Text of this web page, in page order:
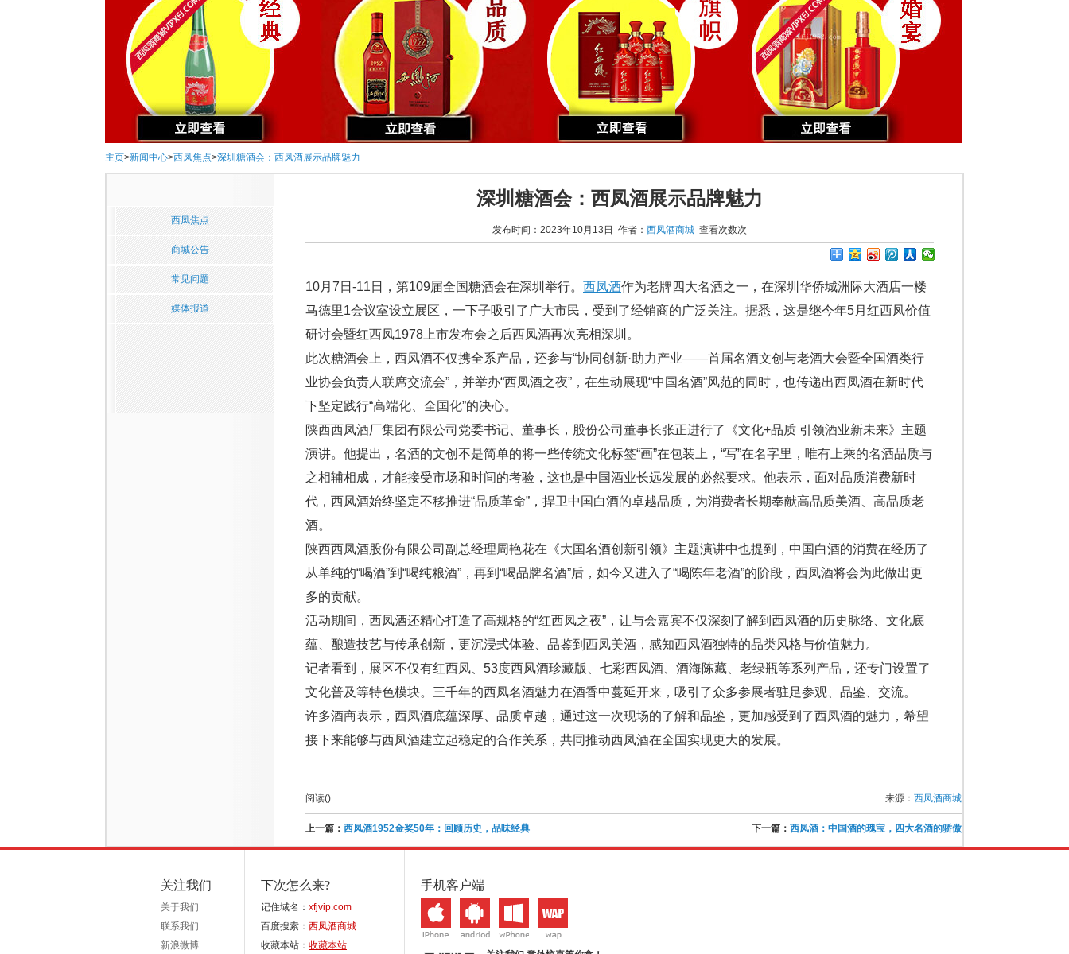
主页>新闻中心>西凤焦点>深圳糖酒会：西凤酒展示品牌魅力
西凤焦点
商城公告
常见问题
媒体报道
深圳糖酒会：西凤酒展示品牌魅力
发布时间：2023年10月13日 作者： 西凤酒商城 查看次数次
10月7日-11日，第109届全国糖酒会在深圳举行。 西凤酒作为老牌四大名酒之一，在深圳华侨城洲际大酒店一楼
马德里1会议室设立展区，一下子吸引了广大市民，受到了经销商的广泛关注。据悉，这是继今年5月红西凤价值
研讨会暨红西凤1978上市发布会之后西凤酒再次亮相深圳。
此次糖酒会上，西凤酒不仅携全系产品，还参与“协同创新·助力产业——首届名酒文创与老酒大会暨全国酒类行
业协会负责人联席交流会”，并举办“西凤酒之夜”，在生动展现“中国名酒”风范的同时，也传递出西凤酒在新时代
下坚定践行“高端化、全国化”的决心。
陕西西凤酒厂集团有限公司党委书记、董事长，股份公司董事长张正进行了《文化+品质 引领酒业新未来》主题
演讲。他提出，名酒的文创不是简单的将一些传统文化标签“画”在包装上，“写”在名字里，唯有上乘的名酒品质与
之相辅相成，才能接受市场和时间的考验，这也是中国酒业长远发展的必然要求。他表示，面对品质消费新时
代，西凤酒始终坚定不移推进“品质革命”，捍卫中国白酒的卓越品质，为消费者长期奉献高品质美酒、高品质老
酒。
陕西西凤酒股份有限公司副总经理周艳花在《大国名酒创新引领》主题演讲中也提到，中国白酒的消费在经历了
从单纯的“喝酒”到“喝纯粮酒”，再到“喝品牌名酒”后，如今又进入了“喝陈年老酒”的阶段，西凤酒将会为此做出更
多的贡献。
活动期间，西凤酒还精心打造了高规格的“红西凤之夜”，让与会嘉宾不仅深刻了解到西凤酒的历史脉络、文化底
蕴、酿造技艺与传承创新，更沉浸式体验、品鉴到西凤美酒，感知西凤酒独特的品类风格与价值魅力。
记者看到，展区不仅有红西凤、53度西凤酒珍藏版、七彩西凤酒、酒海陈藏、老绿瓶等系列产品，还专门设置了
文化普及等特色模块。三千年的西凤名酒魅力在酒香中蔓延开来，吸引了众多参展者驻足参观、品鉴、交流。
许多酒商表示，西凤酒底蕴深厚、品质卓越，通过这一次现场的了解和品鉴，更加感受到了西凤酒的魅力，希望
接下来能够与西凤酒建立起稳定的合作关系，共同推动西凤酒在全国实现更大的发展。
阅读() 来源： 西凤酒商城
上一篇： 西凤酒1952金奖50年：回顾历史，品味经典 下一篇： 西凤酒：中国酒的瑰宝，四大名酒的骄傲
关注我们
关于我们
联系我们
新浪微博
下次怎么来?
记住域名： xfjvip.com
百度搜索： 西凤酒商城
收藏本站： 收藏本站
手机客户端